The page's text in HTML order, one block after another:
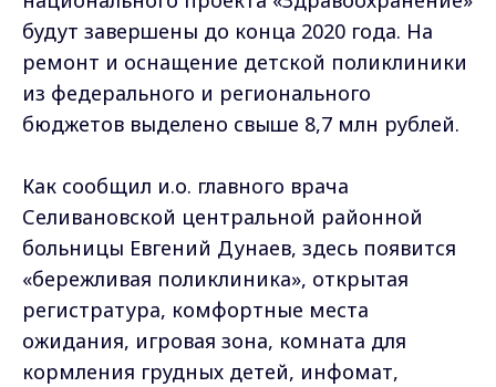
будут завершены до конца 2020 года. На
ремонт и оснащение детской поликлиники
из федерального и регионального
бюджетов выделено свыше 8,7 млн рублей.
Как сообщил и.о. главного врача
Селивановской центральной районной
больницы Евгений Дунаев, здесь появится
«бережливая поликлиника», открытая
регистратура, комфортные места
ожидания, игровая зона, комната для
кормления грудных детей, инфомат,